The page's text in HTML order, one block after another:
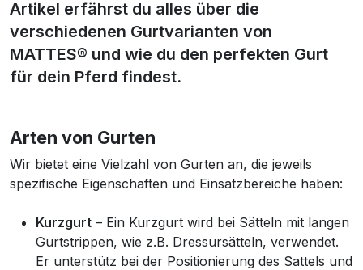
Artikel erfährst du alles über die
verschiedenen Gurtvarianten von
MATTES® und wie du den perfekten Gurt
für dein Pferd findest.
Arten von Gurten
Wir bietet eine Vielzahl von Gurten an, die jeweils
spezifische Eigenschaften und Einsatzbereiche haben:
Kurzgurt – Ein Kurzgurt wird bei Sätteln mit langen
Gurtstrippen, wie z.B. Dressursätteln, verwendet.
Er unterstütz bei der Positionierung des Sattels und